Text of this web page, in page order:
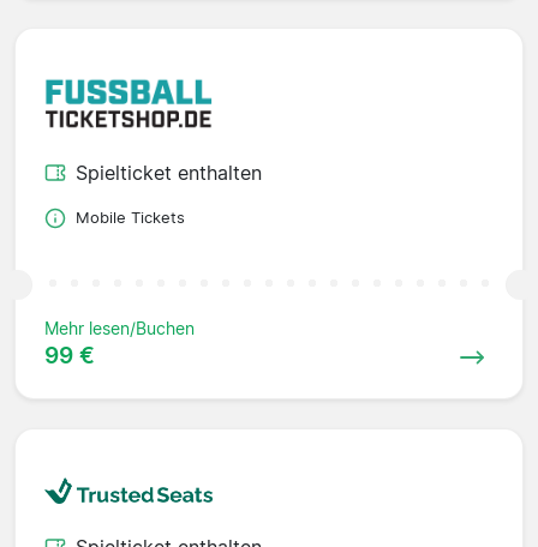
Spielticket enthalten
Mobile Tickets
Mehr lesen/Buchen
99 €